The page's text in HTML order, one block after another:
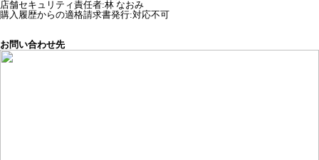
店舗セキュリティ責任者:林 なおみ
購入履歴からの適格請求書発行:対応不可
お問い合わせ先